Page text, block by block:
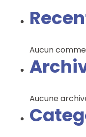
Aucun
Aucune